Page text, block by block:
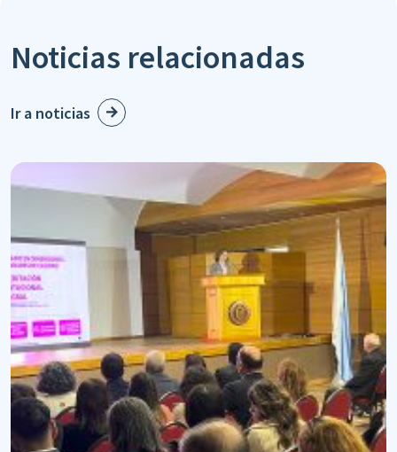
Noticias relacionadas
Ir a noticias